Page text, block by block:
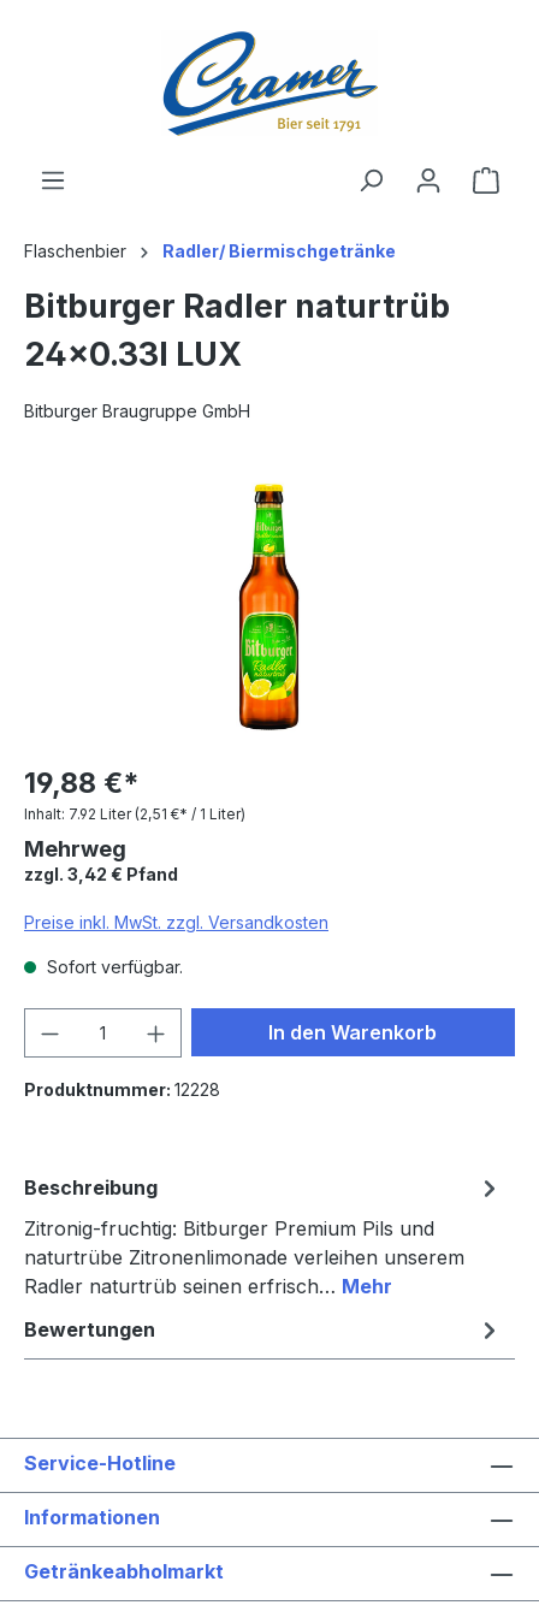
Flaschenbier Radler/ Biermischgetränke
Bitburger Radler naturtrüb
24x0.33l LUX
Bitburger Braugruppe GmbH
19,88 €*
Inhalt: 7.92 Liter (2,51 €* / 1 Liter)
Mehrweg
zzgl. 3,42 € Pfand
Preise inkl. MwSt. zzgl. Versandkosten
Sofort verfügbar.
Produkt Anzahl: Gib denIn den Warenkorb
Produktnummer: 12228
Beschreibung
Zitronig-fruchtig: Bitburger Premium Pils und
naturtrübe Zitronenlimonade verleihen unserem
Radler naturtrüb seinen erfrisch… Mehr
Bewertungen
Service-Hotline
Informationen
Getränkeabholmarkt